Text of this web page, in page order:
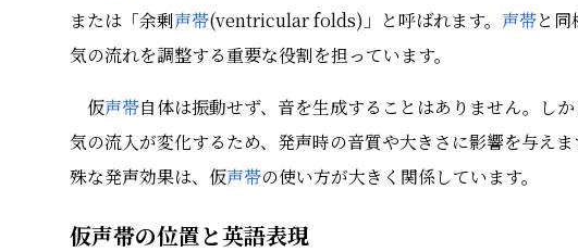
または「余剰声帯(ventricular folds)」と呼ばれます。 声帯と
気の流れを調整する重要な役割を担っています。
仮声帯自体は振動せず、音を生成することはありません。し
気の流入が変化するため、発声時の音質や大きさに影響を与え
殊な発声効果は、仮声帯の使い方が大きく関係しています。
仮声帯の位置と英語表現